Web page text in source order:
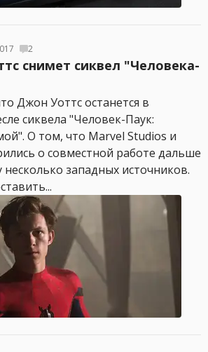
2
снимет сиквел "Человека-
Джон Уоттс останется в
сиквела "Человек-Паук:
О том, что Marvel Studios и
о совместной работе дальше
западных источников.